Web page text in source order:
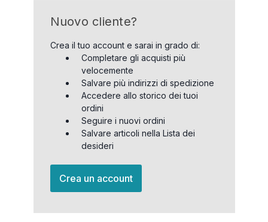
Nuovo cliente?
Crea il tuo account e sarai in grado di:
Completare gli acquisti più
velocemente
Salvare più indirizzi di spedizione
Accedere allo storico dei tuoi
ordini
Seguire i nuovi ordini
Salvare articoli nella Lista dei
desideri
Crea un account